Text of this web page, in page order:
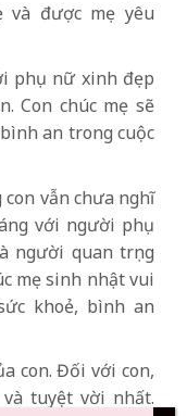
và được mẹ yêu
phụ nữ xinh đẹp
Con chúc mẹ sẽ
an trong cuộc
vẫn chưa nghĩ
với người phụ
người quan trọng
mẹ sinh nhật vui
khoẻ, bình an
con. Đối với con,
tuyệt vời nhất.